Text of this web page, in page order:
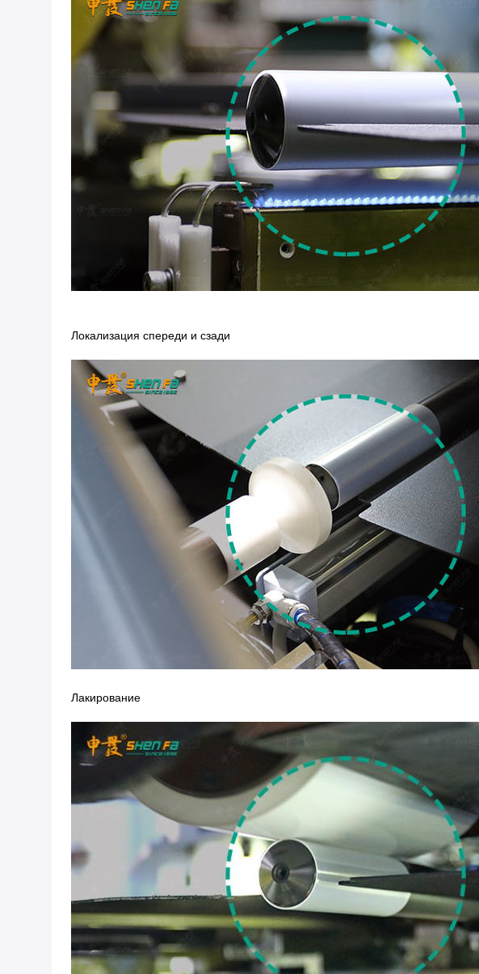
Локализация спереди и сзади
Лакирование